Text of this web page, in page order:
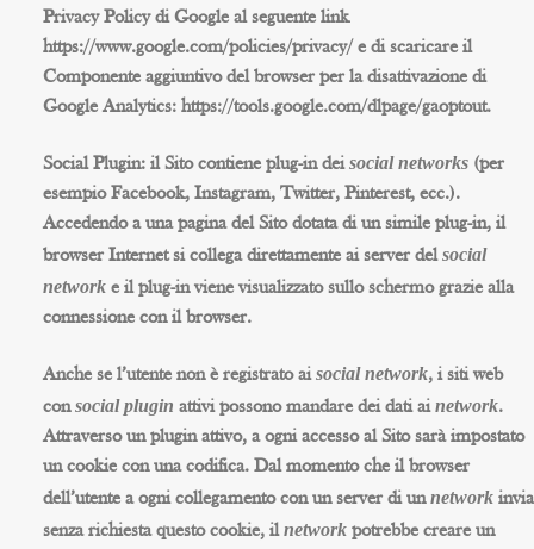
Privacy Policy di Google al seguente link
https://www.google.com/policies/privacy/ e di scaricare il
Componente aggiuntivo del browser per la disattivazione di
Google Analytics: https://tools.google.com/dlpage/gaoptout.
Social Plugin: il Sito contiene plug-in deisocial networks (per
esempio Facebook, Instagram, Twitter, Pinterest, ecc.).
Accedendo a una pagina del Sito dotata di un simile plug-in, il
browser Internet si collega direttamente ai server delsocial
network e il plug-in viene visualizzato sullo schermo grazie alla
connessione con il browser.
Anche se l’utente non è registrato aisocial network, i siti web
consocial plugin attivi possono mandare dei dati ainetwork.
Attraverso un plugin attivo, a ogni accesso al Sito sarà impostato
un cookie con una codifica. Dal momento che il browser
dell’utente a ogni collegamento con un server di unnetwork invia
senza richiesta questo cookie, ilnetwork potrebbe creare un